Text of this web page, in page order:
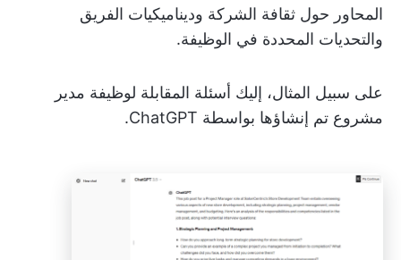
المحاور حول ثقافة الشركة وديناميكيات الفريق
والتحديات المحددة في الوظيفة.
على سبيل المثال، إليك أسئلة المقابلة لوظيفة مدير
مشروع تم إنشاؤها بواسطة ChatGPT.